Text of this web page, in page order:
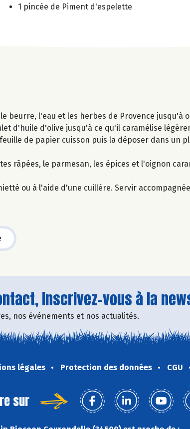
1 pincée de Piment d'espelette
beurre, l'eau et les herbes de Provence jusqu'à
d'huile d'olive jusqu'à ce qu'il caramélise
de papier cuisson puis la déposer dans un
râpées, le parmesan, les épices et l'oignon
ou à l'aide d'une cuillère. Servir
inscrivez-vous à la
nos événements et nos actualités.
légales Protection des données CGU
sur